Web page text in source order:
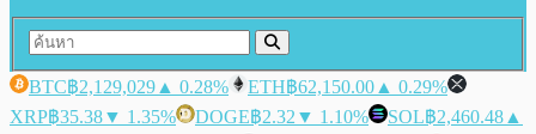
BTC฿2,129,029 ▲ 0.28% ETH฿62,150.00 ▲ 0.29%
XRP฿35.38▼ 1.35% DOGE฿2.32 ▼ 1.10% SOL฿2,460.48 ▲